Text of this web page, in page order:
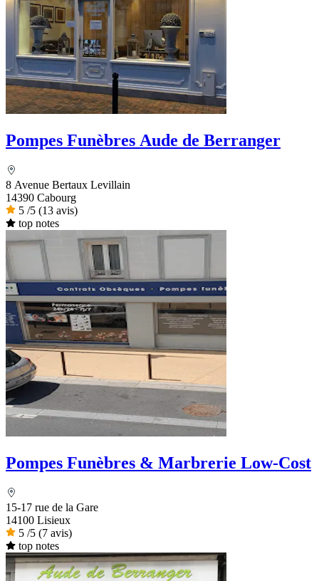
Pompes Funèbres Aude de Berranger
8 Avenue Bertaux Levillain
14390 Cabourg
5 /5 (13 avis)
top notes
Pompes Funèbres & Marbrerie Low-Cost
15-17 rue de la Gare
14100 Lisieux
5 /5 (7 avis)
top notes